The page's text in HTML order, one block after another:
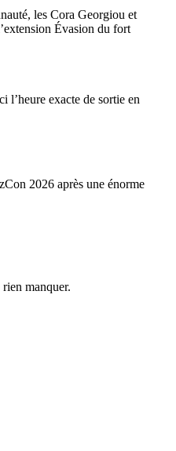
les Cora Georgiou et
Évasion du fort
l’heure exacte de sortie en
2026 après une énorme
manquer.